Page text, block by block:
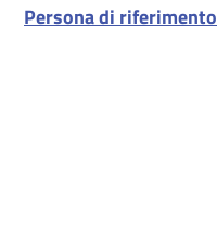
Persona di riferimento